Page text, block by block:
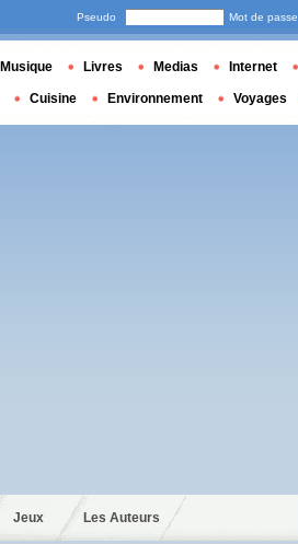
Jeux Les Auteurs
Pseudo Mot de passe
Musique Livres Medias Internet
Cuisine Environnement Voyages